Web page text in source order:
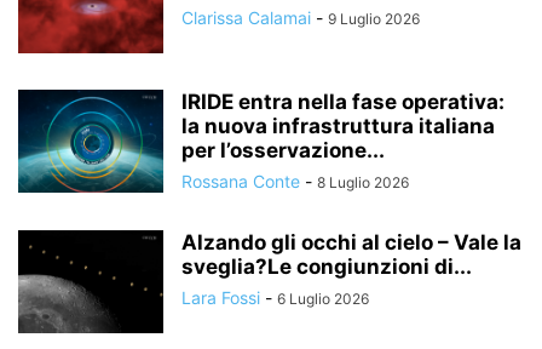
Clarissa Calamai - 9 Luglio 2026
IRIDE entra nella fase operativa:
la nuova infrastruttura italiana
per l’osservazione...
Rossana Conte - 8 Luglio 2026
Alzando gli occhi al cielo – Vale la
sveglia?Le congiunzioni di...
Lara Fossi - 6 Luglio 2026